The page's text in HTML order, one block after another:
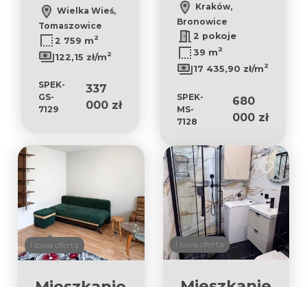
Wielka Wieś,
Tomaszowice
2 759 m2
122,15 zł/m2
SPEK-
GS-
7129
337
000 zł
Kraków,
Bronowice
2 pokoje
39 m2
17 435,90 zł/m2
SPEK-
MS-
7128
680
000 zł
Nowa oferta
Dodaj do ulubionych
Nowa oferta
Dodaj do